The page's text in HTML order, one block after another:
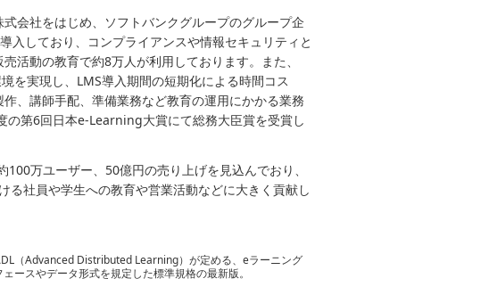
会社をはじめ、ソフトバンクグループのグループ企
入しており、コンプライアンスや情報セキュリティと
活動の教育で約8万人が利用しております。また、
を実現し、LMS導入期間の短期化による時間コス
、講師手配、準備業務など教育の運用にかかる業務
第6回日本e-Learning大賞にて総務大臣賞を受賞し
万ユーザー、50億円の売り上げを見込んでおり、
社員や学生への教育や営業活動などに大きく貢献し
（Advanced Distributed Learning）が定める、eラーニング
ースやデータ形式を規定した標準規格の最新版。